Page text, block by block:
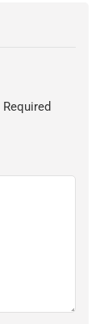
Required